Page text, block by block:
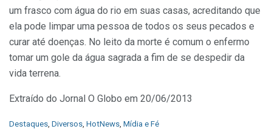
um frasco com água do rio em suas casas, acreditando que
ela pode limpar uma pessoa de todos os seus pecados e
curar até doenças. No leito da morte é comum o enfermo
tomar um gole da água sagrada a fim de se despedir da
vida terrena.
Extraído do Jornal O Globo em 20/06/2013
C
Destaques Diversos HotNews Mídia e Fé